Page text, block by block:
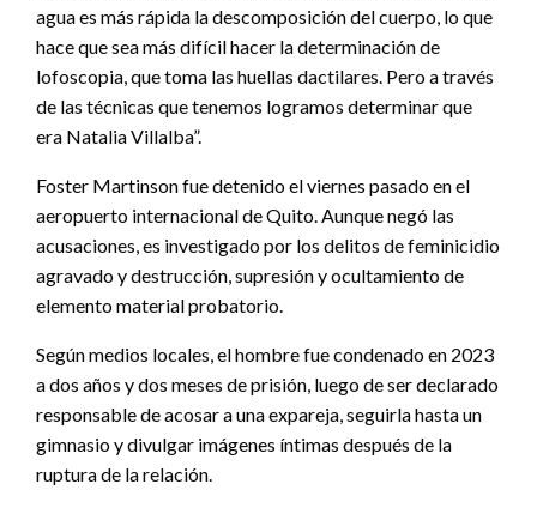
agua es más rápida la descomposición del cuerpo, lo que
hace que sea más difícil hacer la determinación de
lofoscopia, que toma las huellas dactilares. Pero a través
de las técnicas que tenemos logramos determinar que
era Natalia Villalba”.
Foster Martinson fue detenido el viernes pasado en el
aeropuerto internacional de Quito. Aunque negó las
acusaciones, es investigado por los delitos de feminicidio
agravado y destrucción, supresión y ocultamiento de
elemento material probatorio.
Según medios locales, el hombre fue condenado en 2023
a dos años y dos meses de prisión, luego de ser declarado
responsable de acosar a una expareja, seguirla hasta un
gimnasio y divulgar imágenes íntimas después de la
ruptura de la relación.